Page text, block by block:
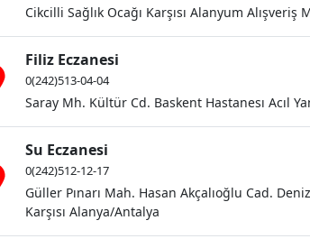
Cikcilli Sağlık Ocağı Karşısı Alanyum
Filiz Eczanesi
0(242)513-04-04
Saray Mh. Kültür Cd. Baskent Hastanesı Acıl
Su Eczanesi
0(242)512-12-17
Güller Pınarı Mah. Hasan Akçalıoğlu Cad.
Karşısı Alanya/Antalya